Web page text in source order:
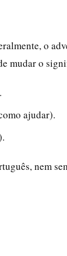
o
mudar o
ajudar).
nem